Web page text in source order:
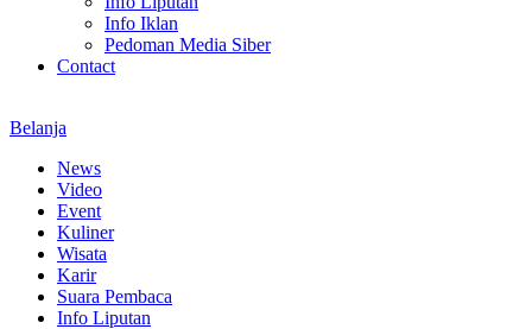
Info Iklan
Pedoman Media Siber
Contact
Belanja
News
Video
Event
Kuliner
Wisata
Karir
Suara Pembaca
Info Liputan